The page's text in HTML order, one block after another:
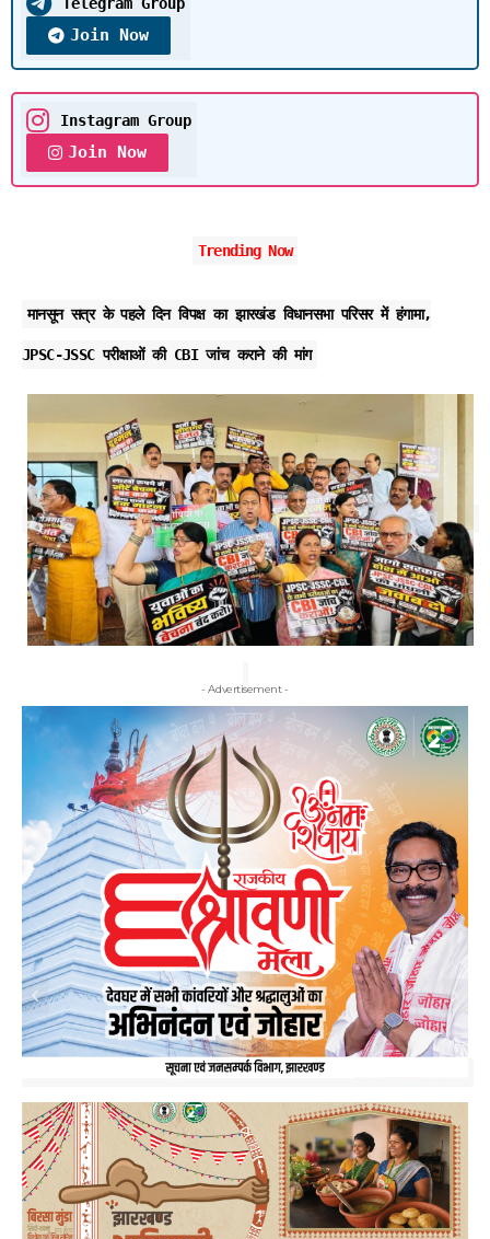
Join Now
Instagram Group
Join Now
Trending Now
मानसून सत्र के पहले दिन विपक्ष का झारखंड विधानसभा परिसर में हंगामा,
JPSC-JSSC परीक्षाओं की CBI जांच कराने की मांग
- Advertisement -